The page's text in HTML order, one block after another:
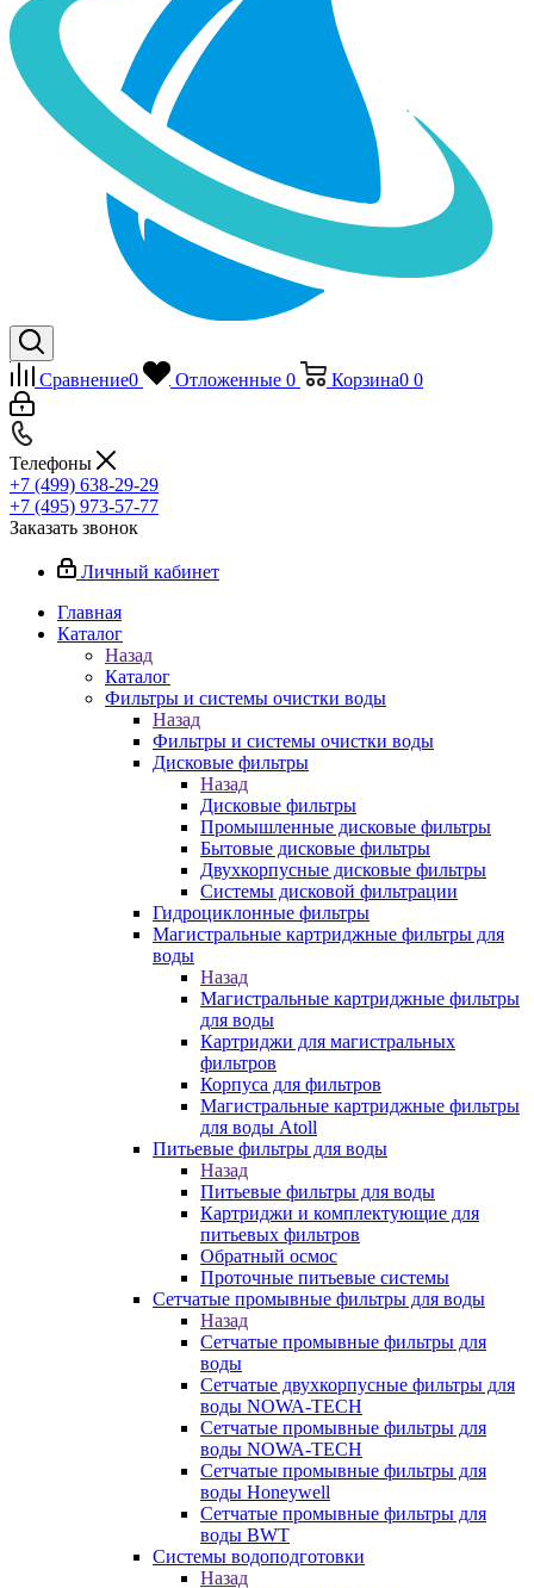
Сравнение0 Отложенные 0 Корзина0 0
Телефоны
+7 (499) 638-29-29
+7 (495) 973-57-77
Заказать звонок
Личный кабинет
Главная
Каталог
Назад
Каталог
Фильтры и системы очистки воды
Назад
Фильтры и системы очистки воды
Дисковые фильтры
Назад
Дисковые фильтры
Промышленные дисковые фильтры
Бытовые дисковые фильтры
Двухкорпусные дисковые фильтры
Системы дисковой фильтрации
Гидроциклонные фильтры
Магистральные картриджные фильтры для
воды
Назад
Магистральные картриджные фильтры
для воды
Картриджи для магистральных
фильтров
Корпуса для фильтров
Магистральные картриджные фильтры
для воды Atoll
Питьевые фильтры для воды
Назад
Питьевые фильтры для воды
Картриджи и комплектующие для
питьевых фильтров
Обратный осмос
Проточные питьевые системы
Сетчатые промывные фильтры для воды
Назад
Сетчатые промывные фильтры для
воды
Сетчатые двухкорпусные фильтры для
воды NOWA-TECH
Сетчатые промывные фильтры для
воды NOWA-TECH
Сетчатые промывные фильтры для
воды Honeywell
Сетчатые промывные фильтры для
воды BWT
Системы водоподготовки
Назад